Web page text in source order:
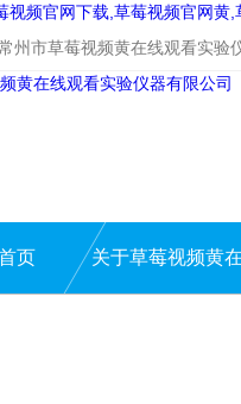
视频官网下载,草莓视频官网黄
常州市草莓视频黄在线观看实验
页 关于草莓视频黄